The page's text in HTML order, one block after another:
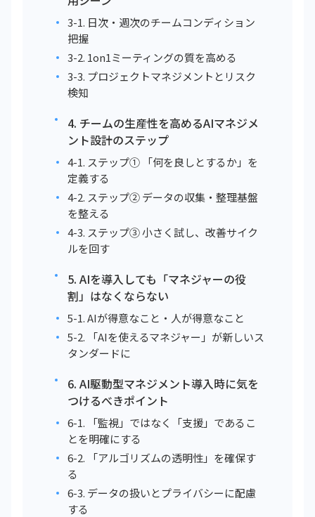
3-1. 日次・週次のチームコンディション
把握
3-2. 1on1ミーティングの質を高める
3-3. プロジェクトマネジメントとリスク
検知
4. チームの生産性を高めるAIマネジメ
ント設計のステップ
4-1. ステップ① 「何を良しとするか」を
定義する
4-2. ステップ② データの収集・整理基盤
を整える
4-3. ステップ③ 小さく試し、改善サイク
ルを回す
5. AIを導入しても「マネジャーの役
割」はなくならない
5-1. AIが得意なこと・人が得意なこと
5-2. 「AIを使えるマネジャー」が新しいス
タンダードに
6. AI駆動型マネジメント導入時に気を
つけるべきポイント
6-1. 「監視」ではなく「支援」であるこ
とを明確にする
6-2. 「アルゴリズムの透明性」を確保す
る
6-3. データの扱いとプライバシーに配慮
する